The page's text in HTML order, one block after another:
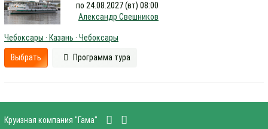
по 24.08.2027 (вт) 08:00
Александр Свешников
Чебоксары · Казань · Чебоксары
Выбрать Программа тура
Круизная компания "Гама"